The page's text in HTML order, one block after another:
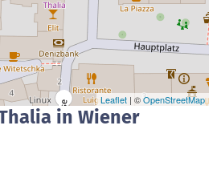
Leaflet | ©OpenStreetMap
in Wiener